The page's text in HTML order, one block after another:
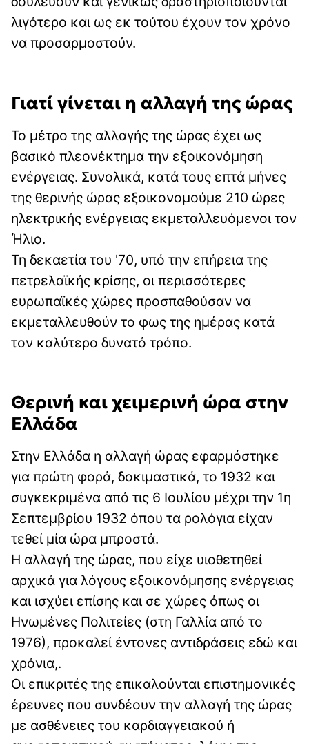
λιγότερο και ως εκ τούτου έχουν τον χρόνο
να προσαρμοστούν.
Γιατί γίνεται η αλλαγή της ώρας
Το μέτρο της αλλαγής της ώρας έχει ως
βασικό πλεονέκτημα την εξοικονόμηση
ενέργειας. Συνολικά, κατά τους επτά μήνες
της θερινής ώρας εξοικονομούμε 210 ώρες
ηλεκτρικής ενέργειας εκμεταλλευόμενοι τον
Ήλιο.
Τη δεκαετία του '70, υπό την επήρεια της
πετρελαϊκής κρίσης, οι περισσότερες
ευρωπαϊκές χώρες προσπαθούσαν να
εκμεταλλευθούν το φως της ημέρας κατά
τον καλύτερο δυνατό τρόπο.
Θερινή και χειμερινή ώρα στην
Ελλάδα
Στην Ελλάδα η αλλαγή ώρας εφαρμόστηκε
για πρώτη φορά, δοκιμαστικά, το 1932 και
συγκεκριμένα από τις 6 Ιουλίου μέχρι την 1η
Σεπτεμβρίου 1932 όπου τα ρολόγια είχαν
τεθεί μία ώρα μπροστά.
Η αλλαγή της ώρας, που είχε υιοθετηθεί
αρχικά για λόγους εξοικονόμησης ενέργειας
και ισχύει επίσης και σε χώρες όπως οι
Ηνωμένες Πολιτείες (στη Γαλλία από το
1976), προκαλεί έντονες αντιδράσεις εδώ και
χρόνια,.
Οι επικριτές της επικαλούνται επιστημονικές
έρευνες που συνδέουν την αλλαγή της ώρας
με ασθένειες του καρδιαγγειακού ή